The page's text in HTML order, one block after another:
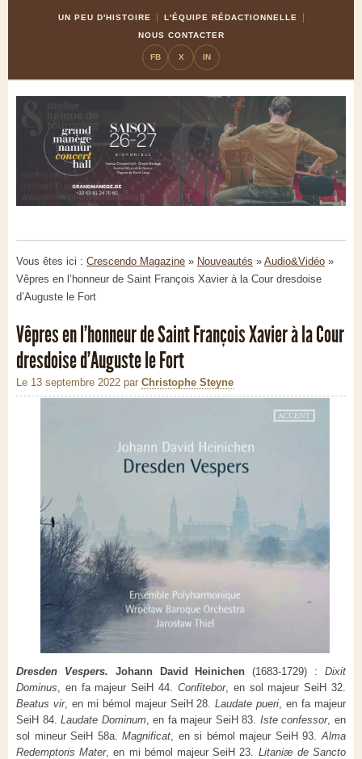
UN PEU D'HISTOIRE
L'ÉQUIPE RÉDACTIONNELLE
NOUS CONTACTER
FB X IN
Vous êtes ici : Crescendo Magazine » Nouveautés » Audio&Vidéo »
Vêpres en l’honneur de Saint François Xavier à la Cour dresdoise
d’Auguste le Fort
Vêpres en l’honneur de Saint François Xavier à la Cour
dresdoise d’Auguste le Fort
Le 13 septembre 2022 par Christophe Steyne
Dresden Vespers. Johann David Heinichen (1683-1729) :Dixit
Dominus , en fa majeur SeiH 44. Confitebor, en sol majeur SeiH 32.
Beatus vir, en mi bémol majeur SeiH 28.Laudate pueri , en fa majeur
SeiH 84.Laudate Dominum, en fa majeur SeiH 83. Iste confessor, en
sol mineur SeiH 58a.Magnificat , en si bémol majeur SeiH 93.Alma
Redemptoris Mater, en mi bémol majeur SeiH 23. Litaniæ de Sancto